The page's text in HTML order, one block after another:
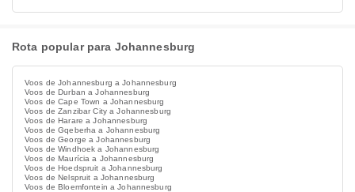
Rota popular para Johannesburg
Voos de Johannesburg a Johannesburg
Voos de Durban a Johannesburg
Voos de Cape Town a Johannesburg
Voos de Zanzibar City a Johannesburg
Voos de Harare a Johannesburg
Voos de Gqeberha a Johannesburg
Voos de George a Johannesburg
Voos de Windhoek a Johannesburg
Voos de Maurícia a Johannesburg
Voos de Hoedspruit a Johannesburg
Voos de Nelspruit a Johannesburg
Voos de Bloemfontein a Johannesburg